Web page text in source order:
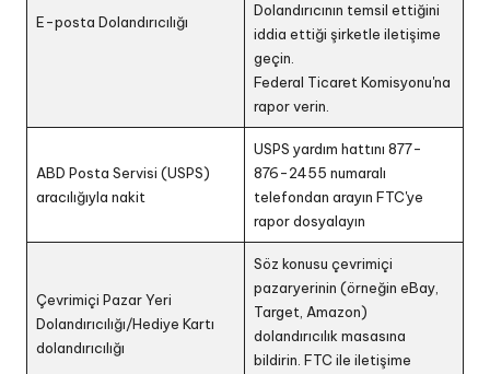
E-posta Dolandırıcılığı
Dolandırıcının temsil ettiğini
iddia ettiği şirketle iletişime
geçin.
Federal Ticaret Komisyonu'na
rapor verin.
ABD Posta Servisi (USPS)
aracılığıyla nakit
USPS yardım hattını 877-
876-2455 numaralı
telefondan arayın FTC'ye
rapor dosyalayın
Çevrimiçi Pazar Yeri
Dolandırıcılığı/Hediye Kartı
dolandırıcılığı
Söz konusu çevrimiçi
pazaryerinin (örneğin eBay,
Target, Amazon)
dolandırıcılık masasına
bildirin. FTC ile iletişime